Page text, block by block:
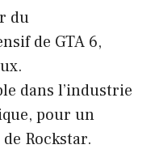
du
de GTA 6,
dans l’industrie
pour un
Rockstar.